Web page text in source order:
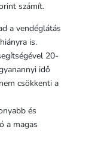
számít.
a vendéglátás
is.
20-
idő
csökkenti a
és
a magas